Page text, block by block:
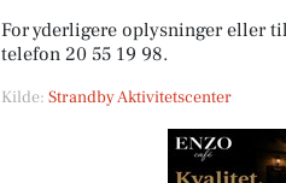
For yderligere oplysninger eller
telefon 20 55 19 98.
Kilde: Strandby Aktivitetscenter